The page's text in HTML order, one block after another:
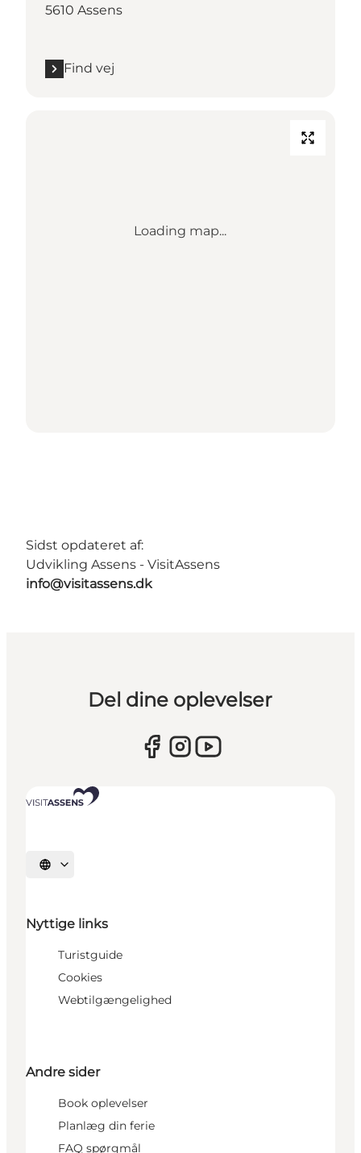
5610 Assens
Find vej
Loading map...
Sidst opdateret af:
Udvikling Assens - VisitAssens
info@visitassens.dk
Del dine oplevelser
Vælg sprog
Nyttige links
Turistguide
Cookies
Webtilgængelighed
Andre sider
Book oplevelser
Planlæg din ferie
FAQ spørgmål